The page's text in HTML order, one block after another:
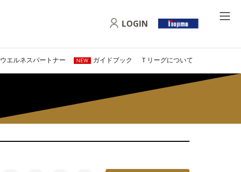
LOGIN
ウエルネスパートナー NEW ガイドブック Ｔリーグについて